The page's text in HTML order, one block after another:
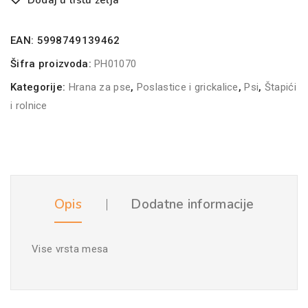
EAN: 5998749139462
Šifra proizvoda:PH01070
Kategorije: Hrana za pse, Poslastice i grickalice,Psi, Štapići
i rolnice
Opis Dodatne informacije
Vise vrsta mesa